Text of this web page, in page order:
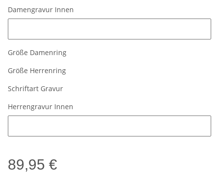
Damengravur Innen
Größe Damenring
Größe Herrenring
Schriftart Gravur
Herrengravur Innen
89,95 €